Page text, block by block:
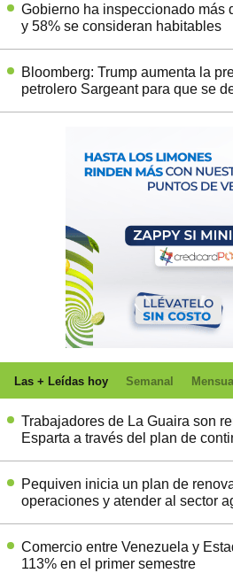
Gobierno ha inspeccionado más
y 58% se consideran habitables
Bloomberg: Trump aumenta la
petrolero Sargeant para que se
Las + Leídas hoy Semanal Mensual
Trabajadores de La Guaira son
Esparta a través del plan de
Pequiven inicia un plan de
operaciones y atender al sector
Comercio entre Venezuela y
113% en el primer semestre